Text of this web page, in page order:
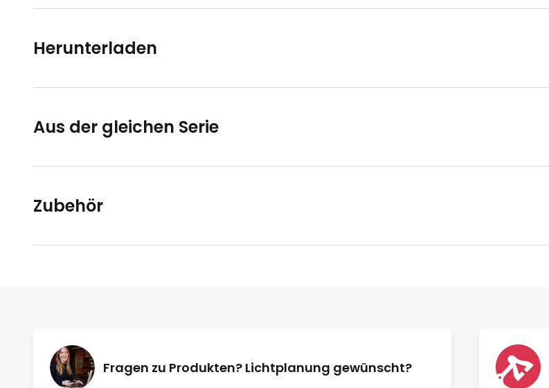
Herunterladen
Aus der gleichen Serie
Zubehör
Fragen zu Produkten? Lichtplanung gewünscht?